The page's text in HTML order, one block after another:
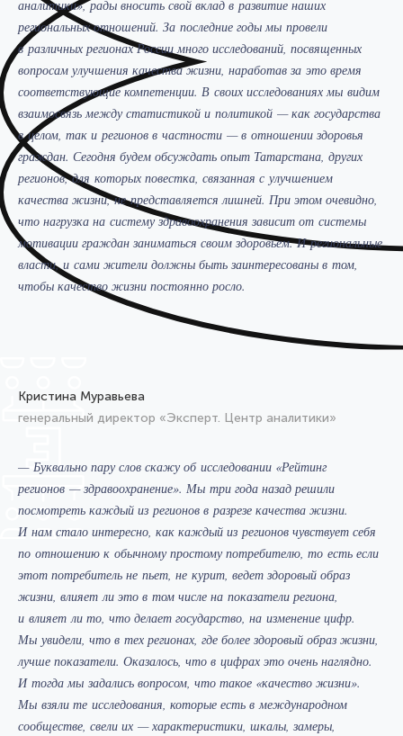
аналитики», рады вносить свой вклад в развитие наших
региональных отношений. За последние годы мы провели
в различных регионах России много исследований, посвященных
вопросам улучшения качества жизни, наработав за это время
соответствующие компетенции. В своих исследованиях мы видим
взаимосвязь между статистикой и политикой — как государства
в целом, так и регионов в частности — в отношении здоровья
граждан. Сегодня будем обсуждать опыт Татарстана, других
регионов, для которых повестка, связанная с улучшением
качества жизни, не представляется лишней. При этом очевидно,
что нагрузка на систему здравоохранения зависит от системы
мотивации граждан заниматься своим здоровьем. И региональные
власти, и сами жители должны быть заинтересованы в том,
чтобы качество жизни постоянно росло.
Кристина Муравьева
генеральный директор «Эксперт. Центр аналитики»
— Буквально пару слов скажу об исследовании «Рейтинг
регионов — здравоохранение». Мы три года назад решили
посмотреть каждый из регионов в разрезе качества жизни.
И нам стало интересно, как каждый из регионов чувствует себя
по отношению к обычному простому потребителю, то есть если
этот потребитель не пьет, не курит, ведет здоровый образ
жизни, влияет ли это в том числе на показатели региона,
и влияет ли то, что делает государство, на изменение цифр.
Мы увидели, что в тех регионах, где более здоровый образ жизни,
лучше показатели. Оказалось, что в цифрах это очень наглядно.
И тогда мы задались вопросом, что такое «качество жизни».
Мы взяли те исследования, которые есть в международном
сообществе, свели их — характеристики, шкалы, замеры,